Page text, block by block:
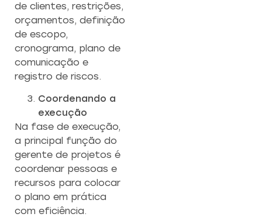
de clientes, restrições,
orçamentos, definição
de escopo,
cronograma, plano de
comunicação e
registro de riscos.
Coordenando a
execução
Na fase de execução,
a principal função do
gerente de projetos é
coordenar pessoas e
recursos para colocar
o plano em prática
com eficiência.